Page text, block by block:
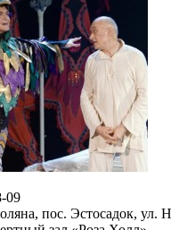
09
пос. Эстосадок, ул.